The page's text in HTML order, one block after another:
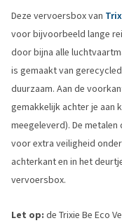
Deze vervoersbox van
voor bijvoorbeeld lange
door bijna alle
is gemaakt van
duurzaam. Aan de
gemakkelijk achter je aan
meegeleverd). De
voor extra veiligheid
achterkant en in het
vervoersbox.
Let op: de Trixie Be Eco